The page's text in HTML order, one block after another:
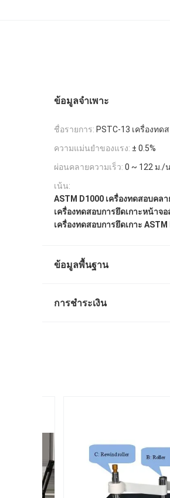
ข้อมูลจำเพาะ
ชื่อรายการ: PSTC-13 เครื่องทด
ความแม่นยำของแรง: ± 0.5%
ผ่อนคลายความเร็ว: 0 ~ 122 ม./
เน้น:
ASTM D1000 เครื่องทดสอบคล
เครื่องทดสอบการยึดเกาะหน้าจ
เครื่องทดสอบการยึดเกาะ ASTM
ข้อมูลพื้นฐาน
การชำระเงิน